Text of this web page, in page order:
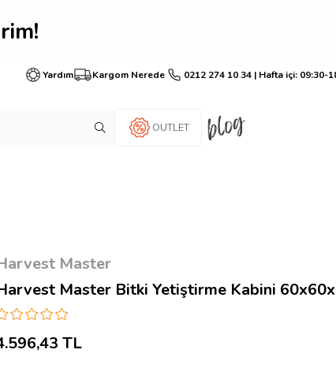
indirim! Hemen
Yardım Kargom Nerede 0212 274 10 34 | Hafta içi: 09:30-
OUTLET
Master
Master Bitki Yetiştirme Kabini
TL